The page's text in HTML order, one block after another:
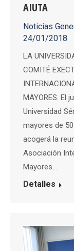
AIUTA
Noticias
24/01/2018
LA
COMITÉ
MAYORES. El
Universidad
mayores de
acogerá la
Asociación
Mayores…
Detalles